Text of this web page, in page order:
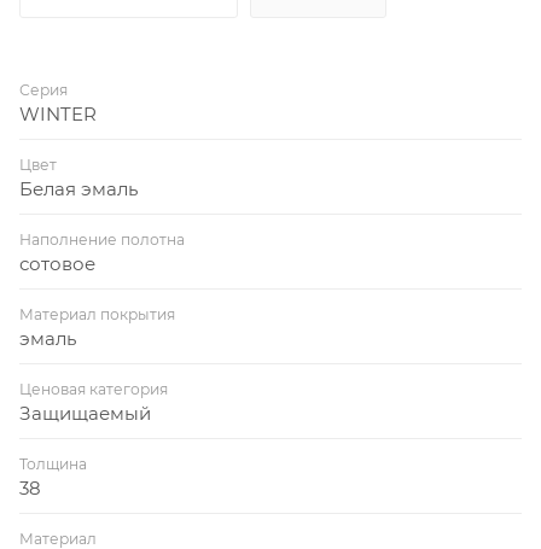
Серия
WINTER
Цвет
Белая эмаль
Наполнение полотна
сотовое
Материал покрытия
эмаль
Ценовая категория
Защищаемый
Толщина
38
Материал